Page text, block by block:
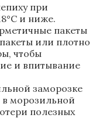
при
и ниже.
пакеты
или плотно
чтобы
и впитывание
заморозке
в морозильной
полезных